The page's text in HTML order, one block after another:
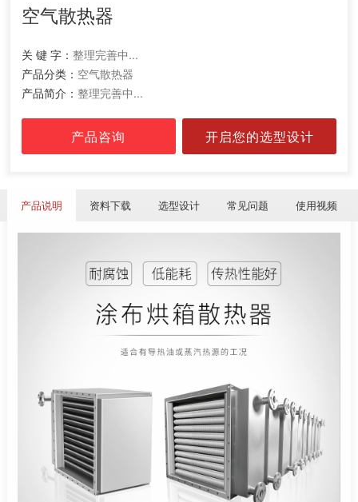
空气散热器
关 键 字： 整理完善中...
产品分类： 空气散热器
产品简介： 整理完善中...
产品咨询 开启您的选型设计
产品说明 资料下载 选型设计 常见问题 使用视频